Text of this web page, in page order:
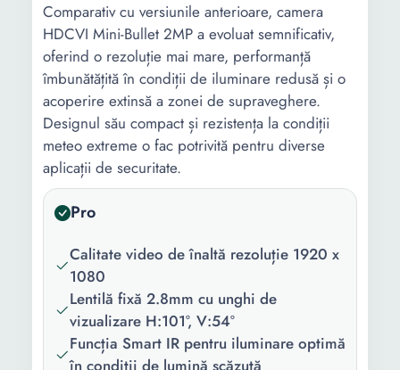
Comparativ cu versiunile anterioare, camera
HDCVI Mini-Bullet 2MP a evoluat semnificativ,
oferind o rezoluție mai mare, performanță
îmbunătățită în condiții de iluminare redusă și o
acoperire extinsă a zonei de supraveghere.
Designul său compact și rezistența la condiții
meteo extreme o fac potrivită pentru diverse
aplicații de securitate.
Pro
Calitate video de înaltă rezoluție 1920 x
1080
Lentilă fixă 2.8mm cu unghi de
vizualizare H:101°, V:54°
Funcția Smart IR pentru iluminare optimă
în condiții de lumină scăzută